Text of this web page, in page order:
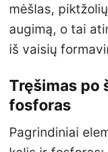
mėšlas,
augimą, o tai
iš vaisių
Tręšimas po
fosforas
Pagrindiniai